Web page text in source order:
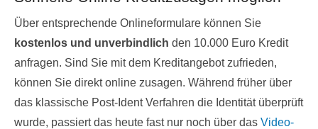
Über entsprechende Onlineformulare können Sie
kostenlos und unverbindlich den 10.000 Euro Kredit
anfragen. Sind Sie mit dem Kreditangebot zufrieden,
können Sie direkt online zusagen. Während früher über
das klassische Post-Ident Verfahren die Identität überprüft
wurde, passiert das heute fast nur noch über das Video-